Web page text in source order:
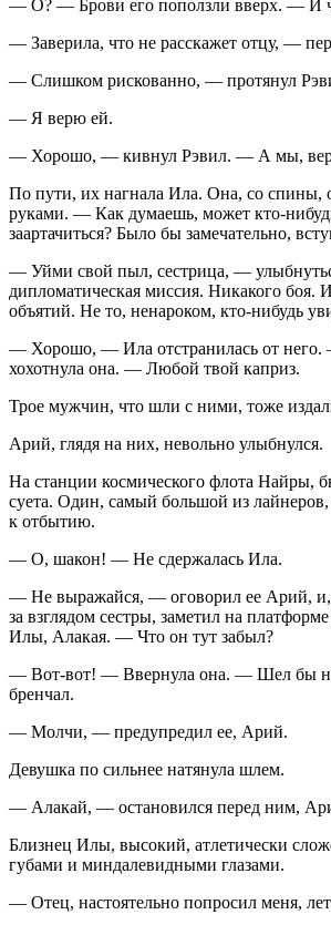
— О? — Брови его поползли вверх. — И
— Заверила, что не расскажет отцу, —
— Слишком рискованно, — протянул
— Я верю ей.
— Хорошо, — кивнул Рэвил. — А мы,
По пути, их нагнала Ила. Она, со спины,
руками. — Как думаешь, может кто-
заартачиться? Было бы замечательно,
— Уйми свой пыл, сестрица, —
дипломатическая миссия. Никакого боя.
объятий. Не то, ненароком, кто-нибудь
— Хорошо, — Ила отстранилась от
хохотнула она. — Любой твой каприз.
Трое мужчин, что шли с ними, тоже
Арий, глядя на них, невольно улыбнулся.
На станции космического флота Найры,
суета. Один, самый большой из лайнеров,
к отбытию.
— О, шакон! — Не сдержалась Ила.
— Не выражайся, — оговорил ее Арий, и,
за взглядом сестры, заметил на
Илы, Алакая. — Что он тут забыл?
— Вот-вот! — Ввернула она. — Шел бы
бренчал.
— Молчи, — предупредил ее, Арий.
Девушка по сильнее натянула шлем.
— Алакай, — остановился перед ним,
Близнец Илы, высокий, атлетически
губами и миндалевидными глазами.
— Отец, настоятельно попросил меня,